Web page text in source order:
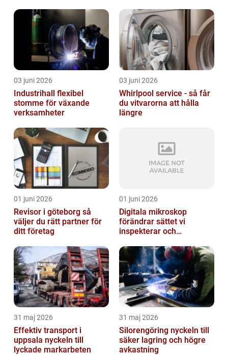
03 juni 2026
Industrihall flexibel
stomme för växande
verksamheter
03 juni 2026
Whirlpool service - så får
du vitvarorna att hålla
längre
01 juni 2026
Revisor i göteborg så
väljer du rätt partner för
ditt företag
01 juni 2026
Digitala mikroskop
förändrar sättet vi
inspekterar och
31 maj 2026
Effektiv transport i
uppsala nyckeln till
lyckade markarbeten
31 maj 2026
Silorengöring nyckeln till
säker lagring och högre
avkastning